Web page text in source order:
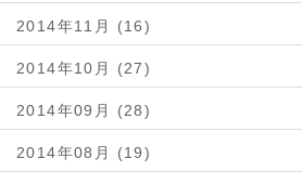
2014年11月 (16)
2014年10月 (27)
2014年09月 (28)
2014年08月 (19)